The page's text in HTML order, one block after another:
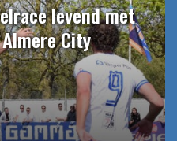
levend met
City